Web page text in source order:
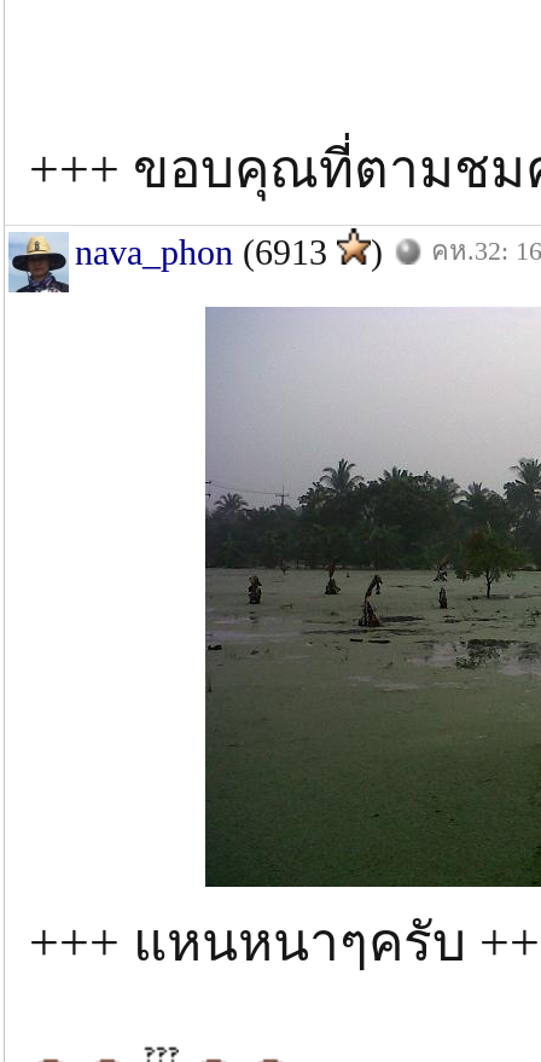
+++ ขอบคุณที่ตามช
nava_phon (6913 ) คห.32:
+++ แหนหนาๆครับ